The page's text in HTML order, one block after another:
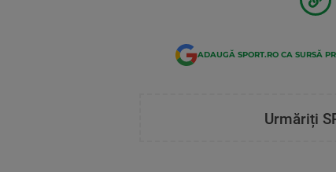
ADAUGĂ SPORT.RO CA SURSĂ
Urmăriți